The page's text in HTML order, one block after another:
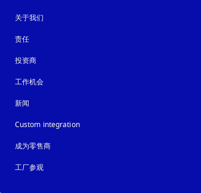
关于我们
责任
投资商
工作机会
新闻
Custom integration
成为零售商
工厂参观